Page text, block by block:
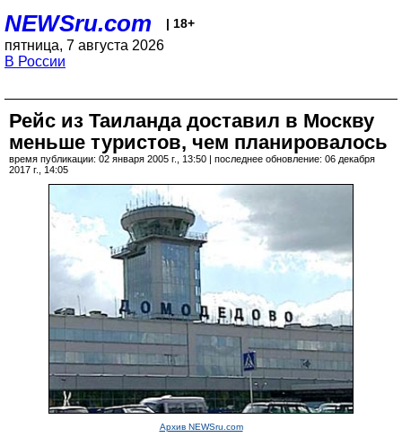
NEWSru.com | 18+
пятница, 7 августа 2026
В России
Рейс из Таиланда доставил в Москву
меньше туристов, чем планировалось
время публикации: 02 января 2005 г., 13:50 | последнее обновление: 06 декабря
2017 г., 14:05
Архив NEWSru.com